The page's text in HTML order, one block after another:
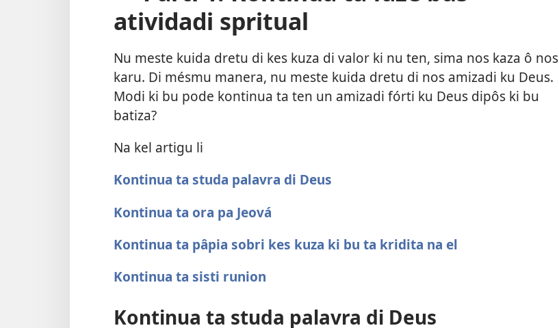
atividadi spritual
Nu meste kuida dretu di kes kuza di valor ki nu ten, sima nos kaza ô nos
karu. Di mésmu manera, nu meste kuida dretu di nos amizadi ku Deus.
Modi ki bu pode kontinua ta ten un amizadi fórti ku Deus dipôs ki bu
batiza?
Na kel artigu li
Kontinua ta studa palavra di Deus
Kontinua ta ora pa Jeová
Kontinua ta pâpia sobri kes kuza ki bu ta kridita na el
Kontinua ta sisti runion
Kontinua ta studa palavra di Deus